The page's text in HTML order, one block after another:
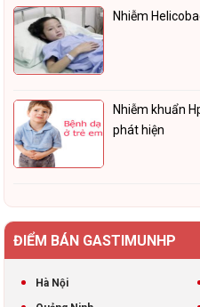
Nhiễm
Nhiễm khuẩn
phát hiện
ĐIỂM BÁN GASTIMUNHP
Hà Nội